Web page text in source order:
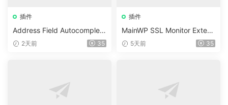
插件
Address Field Autocomplete
For WooCommerce v1.3.2
2天前 35
插件
MainWP SSL Monitor Extens
ion v5.2
5天前 35